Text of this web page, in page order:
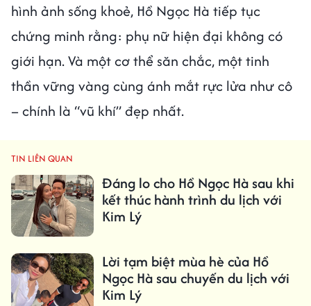
hình ảnh sống khoẻ, Hồ Ngọc Hà tiếp tục
chứng minh rằng: phụ nữ hiện đại không có
giới hạn. Và một cơ thể săn chắc, một tinh
thần vững vàng cùng ánh mắt rực lửa như cô
– chính là “vũ khí” đẹp nhất.
TIN LIÊN QUAN
Đáng lo cho Hồ Ngọc Hà sau khi
kết thúc hành trình du lịch với
Kim Lý
Lời tạm biệt mùa hè của Hồ
Ngọc Hà sau chuyến du lịch với
Kim Lý